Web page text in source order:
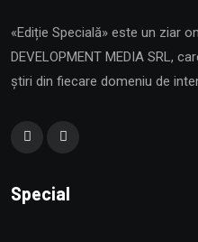
«Ediție Specială» este un ziar
DEVELOPMENT MEDIA SRL,
știri din fiecare domeniu de
Special